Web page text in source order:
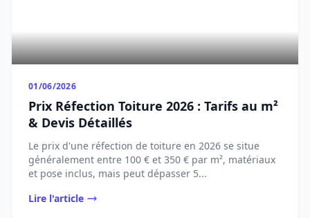
01/06/2026
Prix Réfection Toiture 2026 : Tarifs au m²
& Devis Détaillés
Le prix d'une réfection de toiture en 2026 se situe
généralement entre 100 € et 350 € par m², matériaux
et pose inclus, mais peut dépasser 5...
Lire l'article